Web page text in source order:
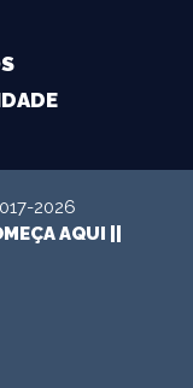
2026
AQUI ||